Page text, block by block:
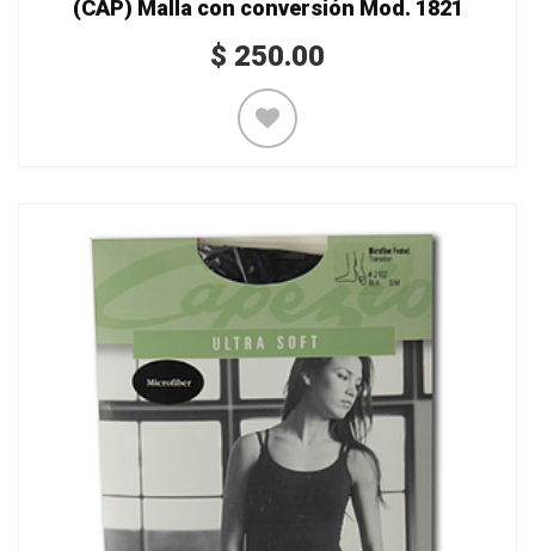
(CAP) Malla con conversión Mod. 1821
$ 250.00